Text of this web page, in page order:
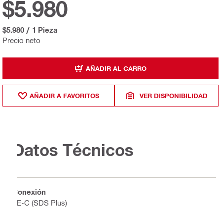
Precio neto
$5.980
$5.980 / 1 Pieza
AÑADIR AL CARRO
AÑADIR A FAVORITOS VER DISPONIBILIDAD
Datos Técnicos
Conexión
TE-C (SDS Plus)